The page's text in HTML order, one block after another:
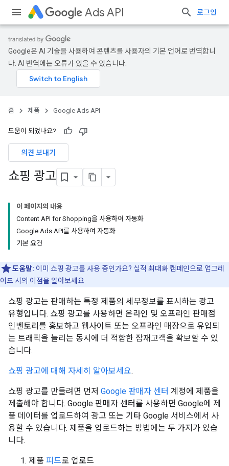
Ads API 로그인
Google은 AI 기술을 사용하여 콘텐츠를 사용자의 기본 언어로 번역합니
다. AI 번역에는 오류가 있을 수 있습니다.
홈 제품 Google Ads API
도움이 되었나요?
의견 보내기
쇼핑 광고
이 페이지의 내용
Content API for Shopping을 사용하여 자동화
Google Ads API를 사용하여 자동화
기본 요건
도움말: 이미 쇼핑 광고를 사용 중인가요? 실적 최대화 캠페인으로 업그레
이드 시의 이점을 알아보세요.
쇼핑 광고는 판매하는 특정 제품의 세부정보를 표시하는 광고
유형입니다. 쇼핑 광고를 사용하면 온라인 및 오프라인 판매점
인벤토리를 홍보하고 웹사이트 또는 오프라인 매장으로 유입되
는 트래픽을 늘리는 동시에 더 적합한 잠재고객을 확보할 수 있
습니다.
쇼핑 광고에 대해 자세히 알아보세요.
쇼핑 광고를 만들려면 먼저 Google 판매자 센터 계정에 제품을
제출해야 합니다. Google 판매자 센터를 사용하면 Google에 제
품 데이터를 업로드하여 광고 또는 기타 Google 서비스에서 사
용할 수 있습니다. 제품을 업로드하는 방법에는 두 가지가 있습
니다.
제품 피드로 업로드